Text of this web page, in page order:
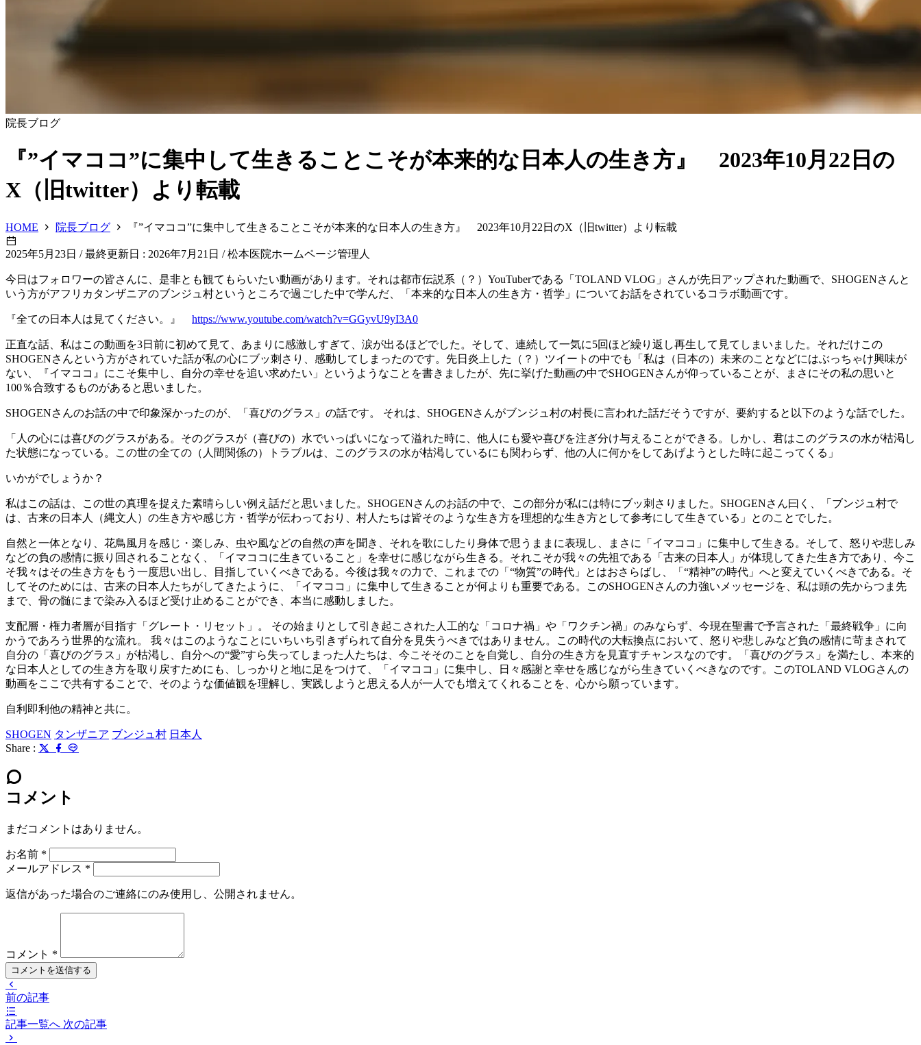
院長ブログ
『”イマココ”に集中して生きることこそが本来的な日本人の生き方』 2023年10月22日の
X（旧twitter）より転載
HOME 院長ブログ 『”イマココ”に集中して生きることこそが本来的な日本人の生き方』 2023年10月22日のX（旧twitter）より転載
2025年5月23日 / 最終更新日 : 2026年7月21日 / 松本医院ホームページ管理人
今日はフォロワーの皆さんに、是非とも観てもらいたい動画があります。それは都市伝説系（？）YouTuberである「TOLAND VLOG」さんが先日アップされた動画で、SHOGENさんと
いう方がアフリカタンザニアのブンジュ村というところで過ごした中で学んだ、「本来的な日本人の生き方・哲学」についてお話をされているコラボ動画です。
『全ての日本人は見てください。』 https://www.youtube.com/watch?v=GGyvU9yI3A0
正直な話、私はこの動画を3日前に初めて見て、あまりに感激しすぎて、涙が出るほどでした。そして、連続して一気に5回ほど繰り返し再生して見てしまいました。それだけこの
SHOGENさんという方がされていた話が私の心にブッ刺さり、感動してしまったのです。先日炎上した（？）ツイートの中でも「私は（日本の）未来のことなどにはぶっちゃけ興味が
ない、『イマココ』にこそ集中し、自分の幸せを追い求めたい」というようなことを書きましたが、先に挙げた動画の中でSHOGENさんが仰っていることが、まさにその私の思いと
100％合致するものがあると思いました。
SHOGENさんのお話の中で印象深かったのが、「喜びのグラス」の話です。 それは、SHOGENさんがブンジュ村の村長に言われた話だそうですが、要約すると以下のような話でした。
「人の心には喜びのグラスがある。そのグラスが（喜びの）水でいっぱいになって溢れた時に、他人にも愛や喜びを注ぎ分け与えることができる。しかし、君はこのグラスの水が枯渇し
た状態になっている。この世の全ての（人間関係の）トラブルは、このグラスの水が枯渇しているにも関わらず、他の人に何かをしてあげようとした時に起こってくる」
いかがでしょうか？
私はこの話は、この世の真理を捉えた素晴らしい例え話だと思いました。SHOGENさんのお話の中で、この部分が私には特にブッ刺さりました。SHOGENさん曰く、「ブンジュ村で
は、古来の日本人（縄文人）の生き方や感じ方・哲学が伝わっており、村人たちは皆そのような生き方を理想的な生き方として参考にして生きている」とのことでした。
自然と一体となり、花鳥風月を感じ・楽しみ、虫や風などの自然の声を聞き、それを歌にしたり身体で思うままに表現し、まさに「イマココ」に集中して生きる。そして、怒りや悲しみ
などの負の感情に振り回されることなく、「イマココに生きていること」を幸せに感じながら生きる。それこそが我々の先祖である「古来の日本人」が体現してきた生き方であり、今こ
そ我々はその生き方をもう一度思い出し、目指していくべきである。今後は我々の力で、これまでの「“物質”の時代」とはおさらばし、「“精神”の時代」へと変えていくべきである。そ
してそのためには、古来の日本人たちがしてきたように、「イマココ」に集中して生きることが何よりも重要である。このSHOGENさんの力強いメッセージを、私は頭の先からつま先
まで、骨の髄にまで染み入るほど受け止めることができ、本当に感動しました。
支配層・権力者層が目指す「グレート・リセット」。 その始まりとして引き起こされた人工的な「コロナ禍」や「ワクチン禍」のみならず、今現在聖書で予言された「最終戦争」に向
かうであろう世界的な流れ。 我々はこのようなことにいちいち引きずられて自分を見失うべきではありません。この時代の大転換点において、怒りや悲しみなど負の感情に苛まされて
自分の「喜びのグラス」が枯渇し、自分への“愛”すら失ってしまった人たちは、今こそそのことを自覚し、自分の生き方を見直すチャンスなのです。「喜びのグラス」を満たし、本来的
な日本人としての生き方を取り戻すためにも、しっかりと地に足をつけて、「イマココ」に集中し、日々感謝と幸せを感じながら生きていくべきなのです。このTOLAND VLOGさんの
動画をここで共有することで、そのような価値観を理解し、実践しようと思える人が一人でも増えてくれることを、心から願っています。
自利即利他の精神と共に。
SHOGEN タンザニア ブンジュ村 日本人
Share :
コメント
まだコメントはありません。
お名前 *
メールアドレス *
返信があった場合のご連絡にのみ使用し、公開されません。
コメント *
コメントを送信する
前の記事
記事一覧へ 次の記事